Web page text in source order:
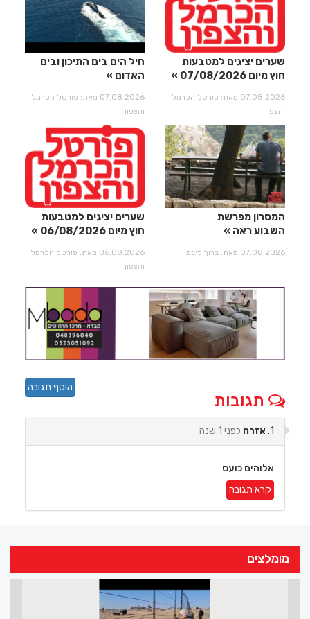
שערים יציגים למטבעות
חוץ מיום 07/08/2026
07.08.2026 מאת: פורטל הכרמל
והצפון
חיל הים בים התיכון ובים
האדום
07.08.2026 מאת: פורטל הכרמל
והצפון
המסרון מפרשת
השבוע ראה
07.08.2026 מאת: ברוך ליבמן
שערים יציגים למטבעות
חוץ מיום 06/08/2026
06.08.2026 מאת: פורטל הכרמל
והצפון
תגובות
הוסף תגובה
אזרחלפני 1 שנה
אלוהים כועס
קרא תגובה
מומלצים